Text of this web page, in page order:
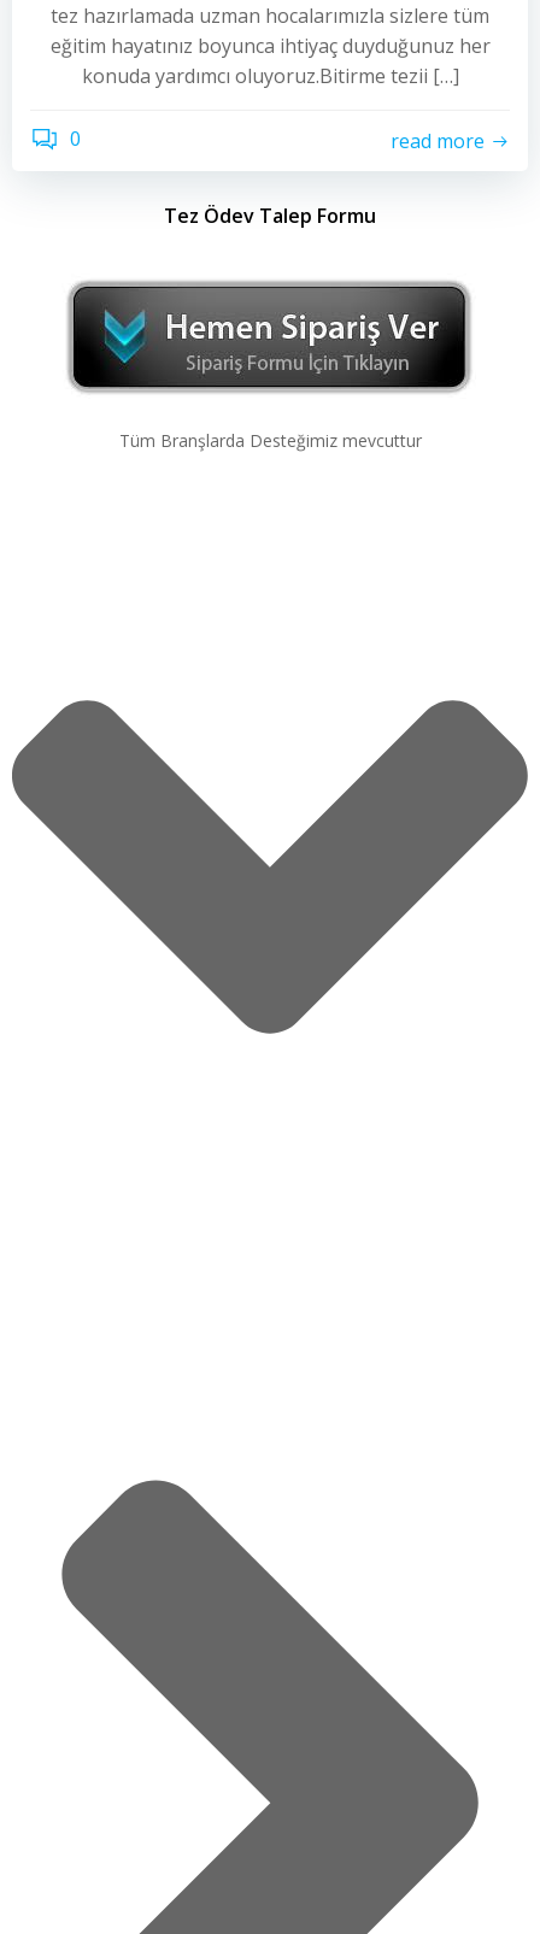
tez hazırlamada uzman hocalarımızla sizlere tüm
eğitim hayatınız boyunca ihtiyaç duyduğunuz her
konuda yardımcı oluyoruz.Bitirme tezii […]
0 read more
Tez Ödev Talep Formu
Tüm Branşlarda Desteğimiz mevcuttur